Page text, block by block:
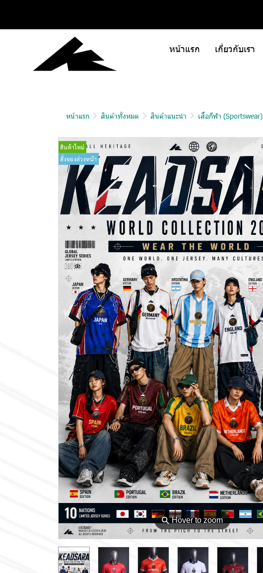
หน้าแรก เกี่ยวกับเรา
หน้าแรก สินค้าทั้งหมด สินค้าแนะนำ เสื้อกีฬา (Sportswear)
⚲Hover to zoom
สินค้าใหม่
สั่งจองล่วงหน้า